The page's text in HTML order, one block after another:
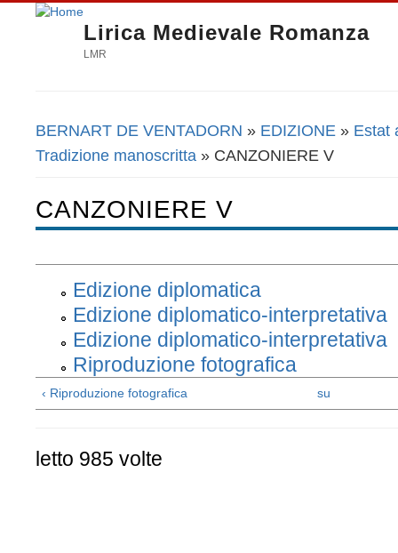
Lirica Medievale Romanza
LMR
Tu sei qui
BERNART DE VENTADORN » EDIZIONE » Estat
Tradizione manoscritta » CANZONIERE V
CANZONIERE V
Edizione diplomatica
Edizione diplomatico-interpretativa
Edizione diplomatico-interpretativa
Riproduzione fotografica
‹ Riproduzione fotografica su
letto 985 volte